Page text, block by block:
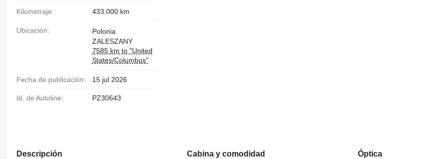
Kilometraje: 433.000 km
Ubicación:
Polonia
ZALESZANY
7585 km to "United
States/Columbus"
Fecha de publicación: 15 jul 2026
Id. de Autoline: PZ30643
Descripción Cabina y comodidad Óptica